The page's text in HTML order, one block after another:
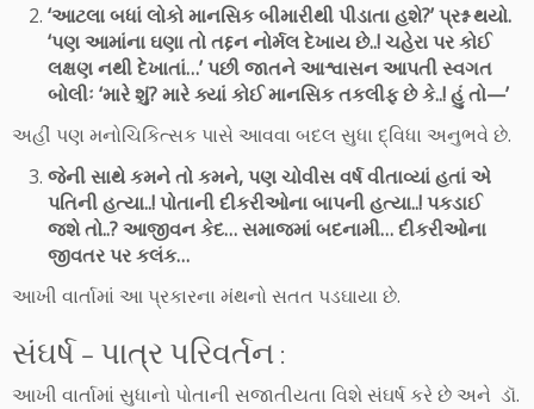
‘આટલા બધાં લોકો માનસિક બીમારીથી પીડાતા હશે?’ પ્રશ્ન થયો.
‘પણ આમાંના ઘણા તો તદ્દન નોર્મલ દેખાય છે..! ચહેરા પર કોઈ
લક્ષણ નથી દેખાતાં…’ પછી જાતને આશ્વાસન આપતી સ્વગત
બોલીઃ ‘મારે શું? મારે ક્યાં કોઈ માનસિક તકલીફ છે કે..! હું તો—’
અહીં પણ મનોચિકિત્સક પાસે આવવા બદલ સુધા દ્વિધા અનુભવે છે.
જેની સાથે કમને તો કમને, પણ ચોવીસ વર્ષ વીતાવ્યાં હતાં એ
પતિની હત્યા..! પોતાની દીકરીઓના બાપની હત્યા..! પકડાઈ
જશે તો..? આજીવન કેદ… સમાજમાં બદનામી… દીકરીઓના
જીવતર પર કલંક…
આખી વાર્તામાં આ પ્રકારના મંથનો સતત પડઘાયા છે.
સંઘર્ષ – પાત્ર પરિવર્તન :
આખી વાર્તામાં સુધાનો પોતાની સજાતીયતા વિશે સંઘર્ષ કરે છે અને ડૉ.